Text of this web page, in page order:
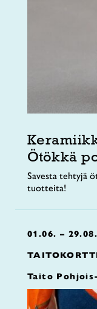
Ötökkä
Savesta tehtyjä
tuotteita!
01.06. –
Taito